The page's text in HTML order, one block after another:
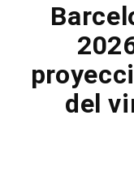
del